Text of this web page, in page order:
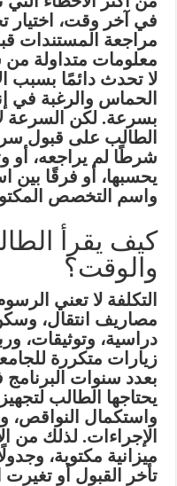
في آخر وقت، اختيار
مراجعة المستندات
معلومات متداولة
لا تحدث دائمًا بسبب
الحماس والرغبة في
بسرعة. لكن السرعة
الطالب على قبول
شرطًا لم يراجعه، أو
يحسبها، أو فرقًا
واسم التخصص
كيف يقرأ
والوقت؟
التكلفة لا تعني
مصاريف انتقال،
دراسية، وتوثيقات،
زيارات متكررة
بعدد سنوات
يحتاجها الطالب
واستكمال النواقص،
الإجراءات. لذلك من
ميزانية مكتوبة،
تأخر القبول أو تغيرت